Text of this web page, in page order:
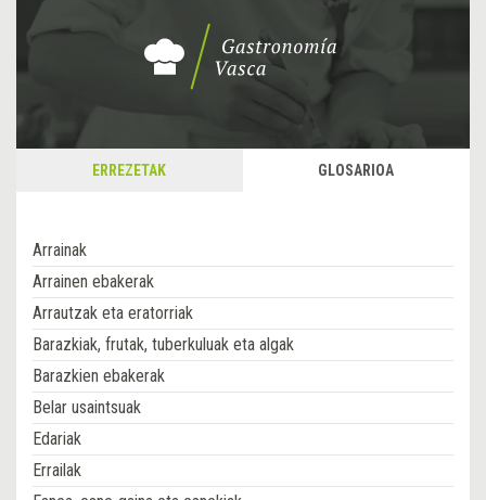
ERREZETAK GLOSARIOA
Arrainak
Arrainen ebakerak
Arrautzak eta eratorriak
Barazkiak, frutak, tuberkuluak eta algak
Barazkien ebakerak
Belar usaintsuak
Edariak
Errailak